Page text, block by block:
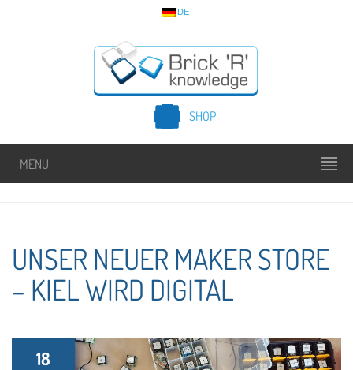
DE
SHOP
MENU
UNSER NEUER MAKER STORE
– KIEL WIRD DIGITAL
18